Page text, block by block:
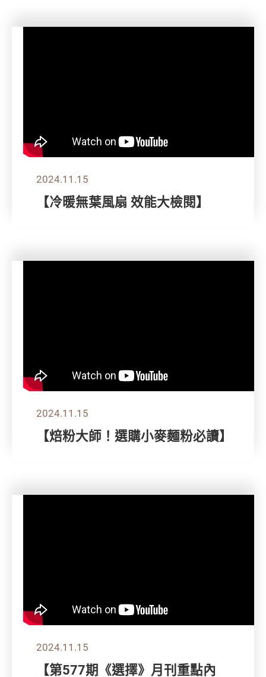
2024.11.15
【冷暖無葉風扇 效能大檢閱】
2024.11.15
【焙粉大師！選購小麥麵粉必讀】
2024.11.15
【第577期《選擇》月刊重點內